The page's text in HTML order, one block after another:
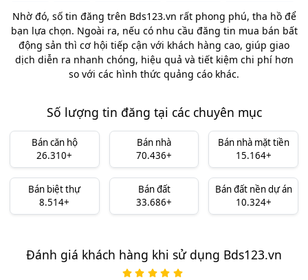
Nhờ đó, số tin đăng trên Bds123.vn rất phong phú, tha hồ để
bạn lựa chọn. Ngoài ra, nếu có nhu cầu đăng tin mua bán bất
động sản thì cơ hội tiếp cận với khách hàng cao, giúp giao
dịch diễn ra nhanh chóng, hiệu quả và tiết kiệm chi phí hơn
so với các hình thức quảng cáo khác.
Số lượng tin đăng tại các chuyên mục
Bán căn hộ
26.310+
Bán nhà
70.436+
Bán nhà mặt tiền
15.164+
Bán biệt thự
8.514+
Bán đất
33.686+
Bán đất nền dự án
10.324+
Đánh giá khách hàng khi sử dụng Bds123.vn